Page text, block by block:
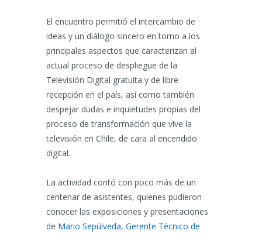
El encuentro permitió el intercambio de
ideas y un diálogo sincero en torno a los
principales aspectos que caracterizan al
actual proceso de despliegue de la
Televisión Digital gratuita y de libre
recepción en el país, así como también
despejar dudas e inquietudes propias del
proceso de transformación que vive la
televisión en Chile, de cara al encendido
digital.
La actividad contó con poco más de un
centenar de asistentes, quienes pudieron
conocer las exposiciones y presentaciones
de Mario Sepúlveda, Gerente Técnico de